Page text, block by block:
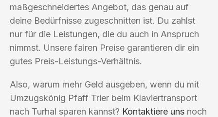
maßgeschneidertes Angebot, das genau auf
deine Bedürfnisse zugeschnitten ist. Du zahlst
nur für die Leistungen, die du auch in Anspruch
nimmst. Unsere fairen Preise garantieren dir ein
gutes Preis-Leistungs-Verhältnis.
Also, warum mehr Geld ausgeben, wenn du mit
Umzugskönig Pfaff Trier beim Klaviertransport
nach Turhal sparen kannst? Kontaktiere uns noch